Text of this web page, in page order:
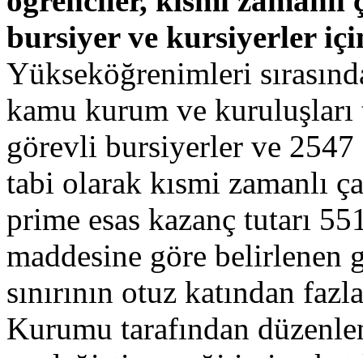
bursiyer ve kursiyerler
Yükseköğrenimleri
kamu kurum ve kuruluşları
görevli bursiyerler ve 2547
tabi olarak kısmi zamanlı
prime esas kazanç tutarı
maddesine göre belirlenen
sınırının otuz katından
Kurumu tarafından